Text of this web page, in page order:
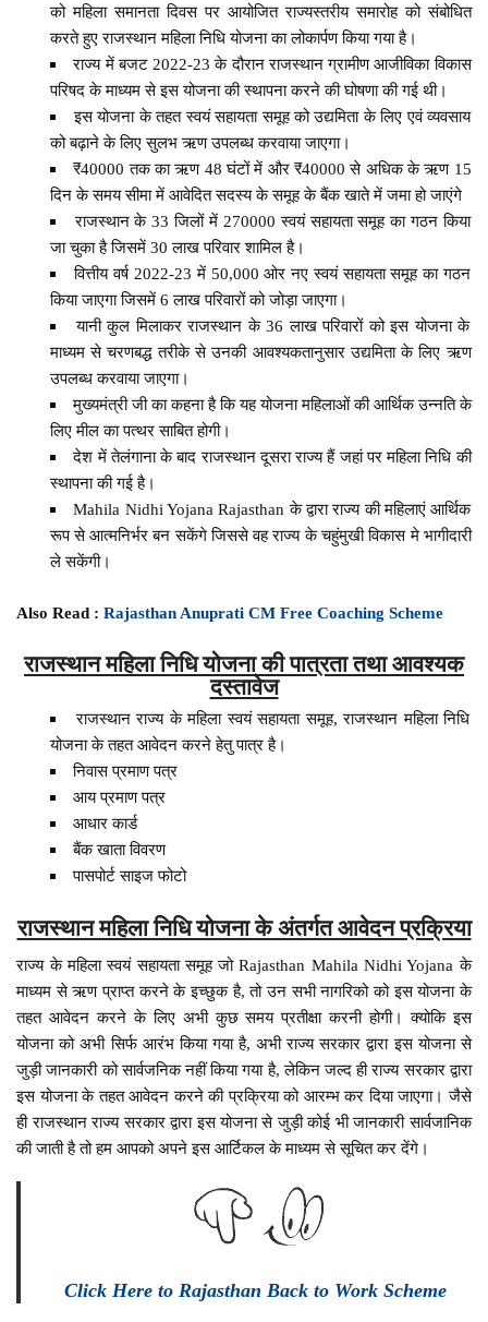
को महिला समानता दिवस पर आयोजित राज्यस्तरीय समारोह को संबोधित
करते हुए राजस्थान महिला निधि योजना का लोकार्पण किया गया है।
राज्य में बजट 2022-23 के दौरान राजस्थान ग्रामीण आजीविका विकास
परिषद के माध्यम से इस योजना की स्थापना करने की घोषणा की गई थी।
इस योजना के तहत स्वयं सहायता समूह को उद्यमिता के लिए एवं व्यवसाय
को बढ़ाने के लिए सुलभ ऋण उपलब्ध करवाया जाएगा।
₹40000 तक का ऋण 48 घंटों में और ₹40000 से अधिक के ऋण 15
दिन के समय सीमा में आवेदित सदस्य के समूह के बैंक खाते में जमा हो जाएंगे ‌
राजस्थान के 33 जिलों में 270000 स्वयं सहायता समूह का गठन किया
जा चुका है जिसमें 30 लाख परिवार शामिल है।
वित्तीय वर्ष 2022-23 में 50,000 ओर नए स्वयं सहायता समूह का गठन
किया जाएगा जिसमें 6 लाख परिवारों को जोड़ा जाएगा।
यानी कुल मिलाकर राजस्थान के 36 लाख परिवारों को इस योजना के
माध्यम से चरणबद्ध तरीके से उनकी आवश्यकतानुसार उद्यमिता के लिए ऋण
उपलब्ध करवाया जाएगा।
मुख्यमंत्री जी का कहना है कि यह योजना महिलाओं की आर्थिक उन्नति के
लिए मील का पत्थर साबित होगी।
देश में तेलंगाना के बाद राजस्थान दूसरा राज्य हैं जहां पर महिला निधि की
स्थापना की गई है।
Mahila Nidhi Yojana Rajasthan के द्वारा राज्य की महिलाएं आर्थिक
रूप से आत्मनिर्भर बन सकेंगे जिससे वह राज्य के चहुंमुखी विकास मे भागीदारी
ले सकेंगी।
Also Read :Rajasthan Anuprati CM Free Coaching Scheme
राजस्थान महिला निधि योजना की पात्रता तथा आवश्यक
दस्तावेज
राजस्थान राज्य के महिला स्वयं सहायता समूह, राजस्थान महिला निधि
योजना के तहत आवेदन करने हेतु पात्र है।
निवास प्रमाण पत्र
आय प्रमाण पत्र
आधार कार्ड
बैंक खाता विवरण
पासपोर्ट साइज फोटो
राजस्थान महिला निधि योजना के अंतर्गत आवेदन प्रक्रिया
राज्य के महिला स्वयं सहायता समूह जो Rajasthan Mahila Nidhi Yojana के
माध्यम से ऋण प्राप्त करने के इच्छुक है, तो उन सभी नागरिको को इस योजना के
तहत आवेदन करने के लिए अभी कुछ समय प्रतीक्षा करनी होगी। क्योकि इस
योजना को अभी सिर्फ आरंभ किया गया है, अभी राज्य सरकार द्वारा इस योजना से
जुड़ी जानकारी को सार्वजनिक नहीं किया गया है, लेकिन जल्द ही राज्य सरकार द्वारा
इस योजना के तहत आवेदन करने की प्रक्रिया को आरम्भ कर दिया जाएगा। जैसे
ही राजस्थान राज्य सरकार द्वारा इस योजना से जुड़ी कोई भी जानकारी सार्वजानिक
की जाती है तो हम आपको अपने इस आर्टिकल के माध्यम से सूचित कर देंगे।
Click Here to Rajasthan Back to Work Scheme